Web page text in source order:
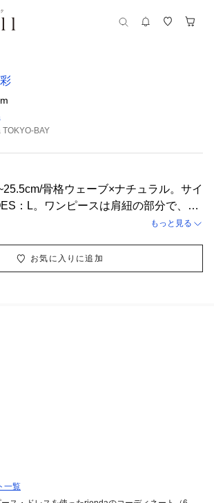
BAY
骨格ウェーブ×ナチュラル。サイ
：L。ワンピースは肩紐の部分で、胸
節できます⭕️お好みの雰囲気で合わせ
ーデになります🍃Mだと少しゆとりがあ
トのシャーリング部分はキュッと引き締
もっと見る
お気に入りに追加
一覧